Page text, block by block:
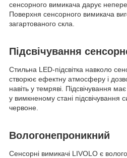
сенсорного вимикача дарує
Поверхня сенсорного вимикача
загартованого скла.
Підсвічування
Стильна LED-підсвітка навколо
створює ефектну атмосферу і
навіть у темряві. Підсвічування має
у вимкненому стані підсвічування
червоне.
Вологонепроникний
Сенсорні вимикачі LIVOLO є